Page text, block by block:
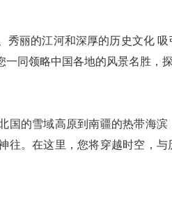
秀丽的江河和深厚的历史文化
同领略中国各地的风景名胜，
国的雪域高原到南疆的热带海
往。在这里，您将穿越时空，